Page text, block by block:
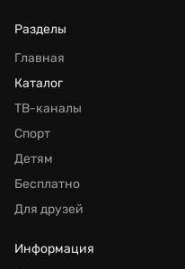
Разделы
Главная
Каталог
ТВ-каналы
Спорт
Детям
Бесплатно
Для друзей
Информация